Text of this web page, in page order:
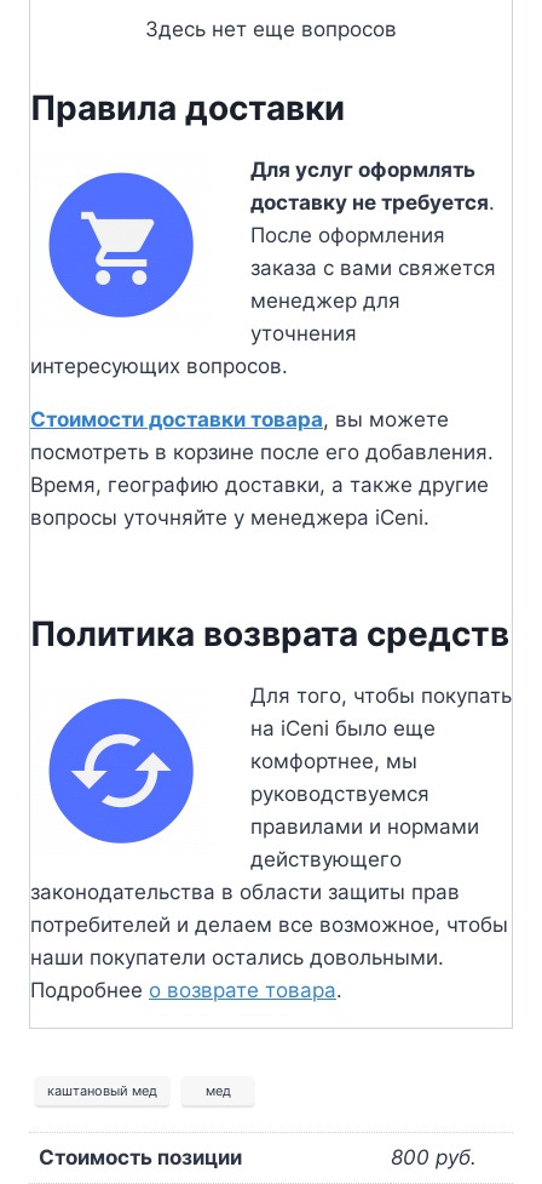
Здесь нет еще вопросов
Правила доставки
Для услуг оформлять
доставку не требуется.
После оформления
заказа с вами свяжется
менеджер для
уточнения
интересующих вопросов.
Стоимости доставки товара, вы можете
посмотреть в корзине после его добавления.
Время, географию доставки, а также другие
вопросы уточняйте у менеджера iCeni.
Политика возврата средств
Для того, чтобы покупать
на iCeni было еще
комфортнее, мы
руководствуемся
правилами и нормами
действующего
законодательства в области защиты прав
потребителей и делаем все возможное, чтобы
наши покупатели остались довольными.
Подробнее о возврате товара.
каштановый мед мед
Стоимость позиции 800 руб.